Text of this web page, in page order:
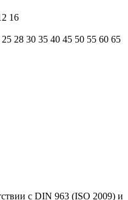
16
25 28 30 35 40 45 50 55 60 65
с DIN 963 (ISO 2009) и